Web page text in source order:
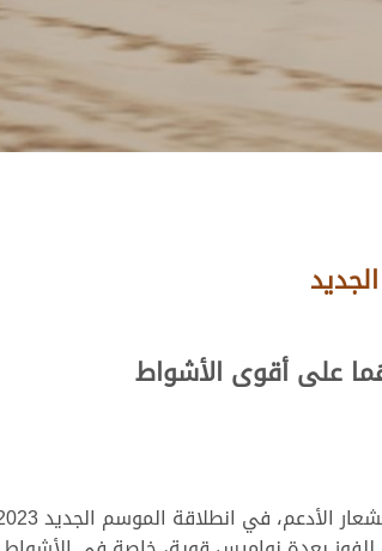
على أقوى الأشواط